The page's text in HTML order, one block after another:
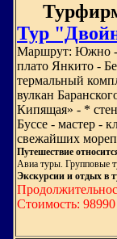
Тур
Маршрут: Южно -
плато Янкито -
термальный
вулкан
Кипящая» - *
Буссе - мастер -
свежайших
Путешествие
Авиа туры. Групповые
Экскурсии и отдых в
Стоимость: 98990